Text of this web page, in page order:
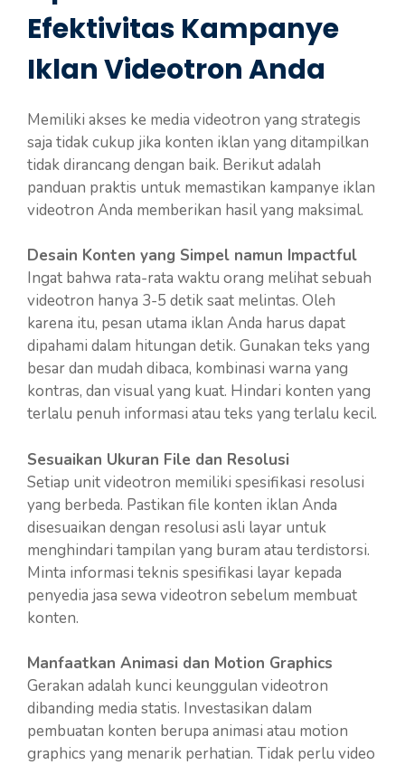
Efektivitas Kampanye
Iklan Videotron Anda
Memiliki akses ke media videotron yang strategis
saja tidak cukup jika konten iklan yang ditampilkan
tidak dirancang dengan baik. Berikut adalah
panduan praktis untuk memastikan kampanye iklan
videotron Anda memberikan hasil yang maksimal.
Desain Konten yang Simpel namun Impactful
Ingat bahwa rata-rata waktu orang melihat sebuah
videotron hanya 3-5 detik saat melintas. Oleh
karena itu, pesan utama iklan Anda harus dapat
dipahami dalam hitungan detik. Gunakan teks yang
besar dan mudah dibaca, kombinasi warna yang
kontras, dan visual yang kuat. Hindari konten yang
terlalu penuh informasi atau teks yang terlalu kecil.
Sesuaikan Ukuran File dan Resolusi
Setiap unit videotron memiliki spesifikasi resolusi
yang berbeda. Pastikan file konten iklan Anda
disesuaikan dengan resolusi asli layar untuk
menghindari tampilan yang buram atau terdistorsi.
Minta informasi teknis spesifikasi layar kepada
penyedia jasa sewa videotron sebelum membuat
konten.
Manfaatkan Animasi dan Motion Graphics
Gerakan adalah kunci keunggulan videotron
dibanding media statis. Investasikan dalam
pembuatan konten berupa animasi atau motion
graphics yang menarik perhatian. Tidak perlu video